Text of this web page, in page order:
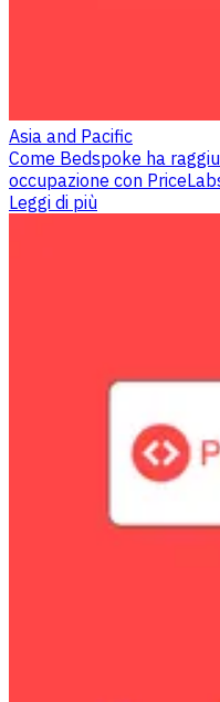
Asia and Pacific
Come Bedspoke ha
occupazione con
Leggi di più